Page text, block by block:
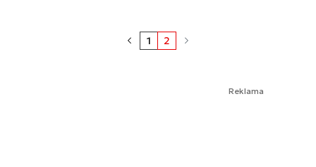
1 2
Reklama